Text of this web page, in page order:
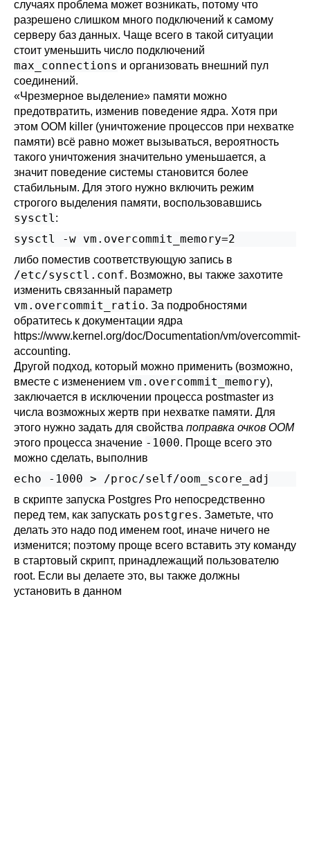
случаях проблема может возникать, потому что
разрешено слишком много подключений к самому
серверу баз данных. Чаще всего в такой ситуации
стоит уменьшить число подключений
max_connections и организовать внешний пул
соединений.
«Чрезмерное выделение» памяти можно
предотвратить, изменив поведение ядра. Хотя при
этом OOM killer (уничтожение процессов при нехватке
памяти) всё равно может вызываться, вероятность
такого уничтожения значительно уменьшается, а
значит поведение системы становится более
стабильным. Для этого нужно включить режим
строгого выделения памяти, воспользовавшись
sysctl:
sysctl -w vm.overcommit_memory=2
либо поместив соответствующую запись в
/etc/sysctl.conf. Возможно, вы также захотите
изменить связанный параметр
vm.overcommit_ratio. За подробностями
обратитесь к документации ядра
https://www.kernel.org/doc/Documentation/vm/overcommit-
accounting.
Другой подход, который можно применить (возможно,
вместе с изменением vm.overcommit_memory),
заключается в исключении процесса postmaster из
числа возможных жертв при нехватке памяти. Для
этого нужно задать для свойства поправка очков OOM
этого процесса значение -1000. Проще всего это
можно сделать, выполнив
echo -1000 > /proc/self/oom_score_adj
в скрипте запуска Postgres Pro непосредственно
перед тем, как запускать postgres. Заметьте, что
делать это надо под именем root, иначе ничего не
изменится; поэтому проще всего вставить эту команду
в стартовый скрипт, принадлежащий пользователю
root. Если вы делаете это, вы также должны
установить в данном